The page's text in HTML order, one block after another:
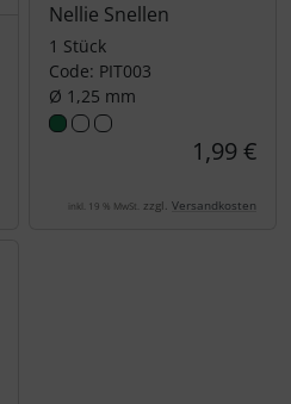
Nellie Snellen
1 Stück
Code: PIT003
Ø 1,25 mm
1,99 €
inkl. 19 % MwSt. zzgl. Versandkosten